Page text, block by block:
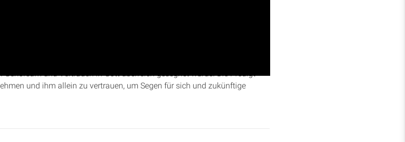
geistliche Segnungen verachtete und wie Isaak, trotz der Wiederholung
und Vertrauen in Gott überreich gesegnet wurde. Die Predigt
und ihm allein zu vertrauen, um Segen für sich und zukünftige